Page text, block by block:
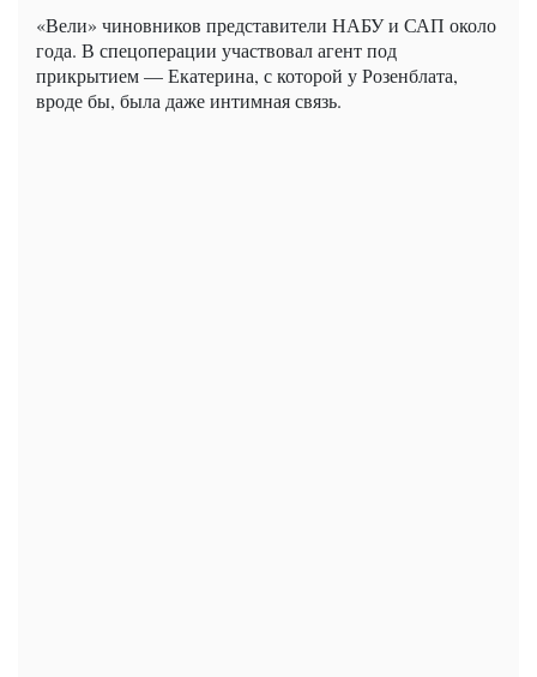
«Вели» чиновников представители НАБУ и САП около
года. В спецоперации участвовал агент под
прикрытием — Екатерина, с которой у Розенблата,
вроде бы, была даже интимная связь.